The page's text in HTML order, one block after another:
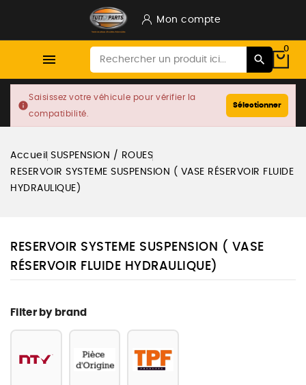
Mon compte

0
info
Saisissez votre véhicule pour vérifier la
compatibilité.
Sélectionner
Accueil SUSPENSION / ROUES
RESERVOIR SYSTEME SUSPENSION ( VASE RÉSERVOIR FLUIDE
HYDRAULIQUE)
RESERVOIR SYSTEME SUSPENSION ( VASE
RÉSERVOIR FLUIDE HYDRAULIQUE)
Filter by brand